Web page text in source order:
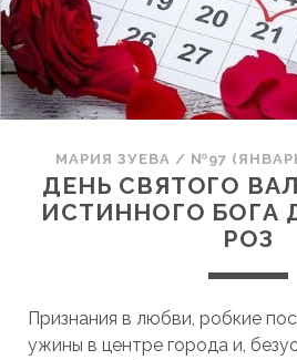
МАРИЯ ЗУЕВА / №97
ДЕНЬ СВЯТОГО
ИСТИННОГО БОГА
РОЗ
Признания в любви, робкие
ужины в центре города и,